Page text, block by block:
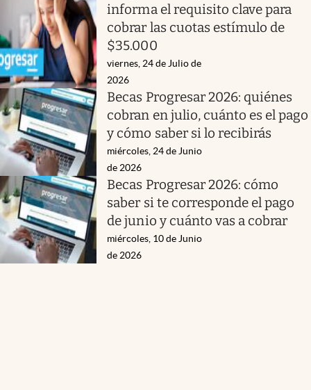
informa el requisito clave para
cobrar las cuotas estímulo de
$35.000
viernes, 24 de Julio de
2026
Becas Progresar 2026: quiénes
cobran en julio, cuánto es el pago
y cómo saber si lo recibirás
miércoles, 24 de Junio
de 2026
Becas Progresar 2026: cómo
saber si te corresponde el pago
de junio y cuánto vas a cobrar
miércoles, 10 de Junio
de 2026